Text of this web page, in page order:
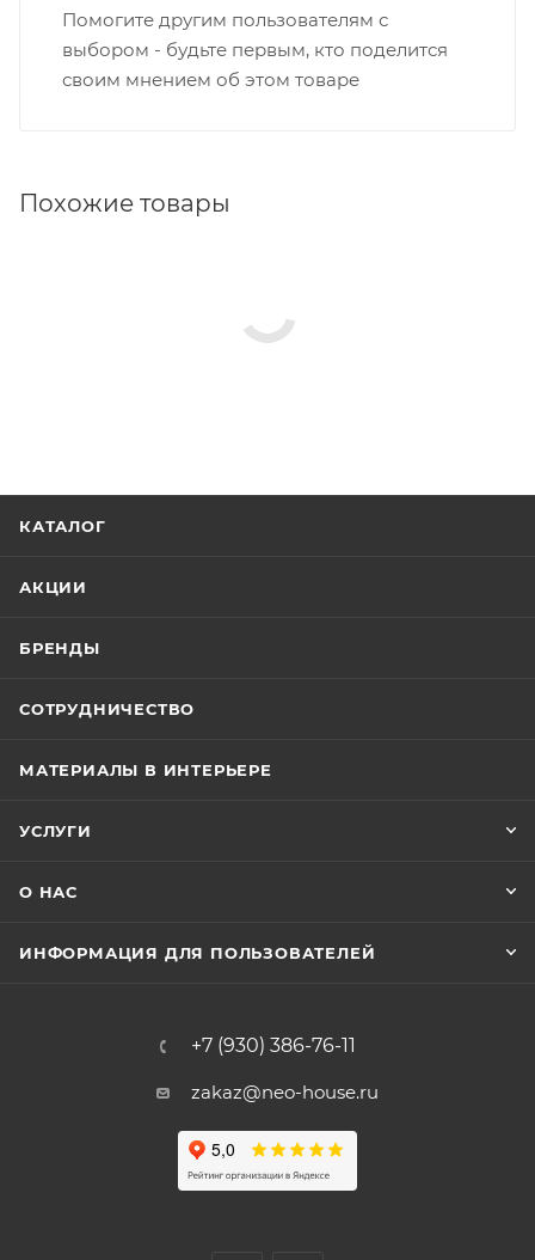
Помогите другим пользователям с
выбором - будьте первым, кто поделится
своим мнением об этом товаре
Похожие товары
КАТАЛОГ
АКЦИИ
БРЕНДЫ
СОТРУДНИЧЕСТВО
МАТЕРИАЛЫ В ИНТЕРЬЕРЕ
УСЛУГИ
О НАС
ИНФОРМАЦИЯ ДЛЯ ПОЛЬЗОВАТЕЛЕЙ
+7 (930) 386-76-11
zakaz@neo-house.ru